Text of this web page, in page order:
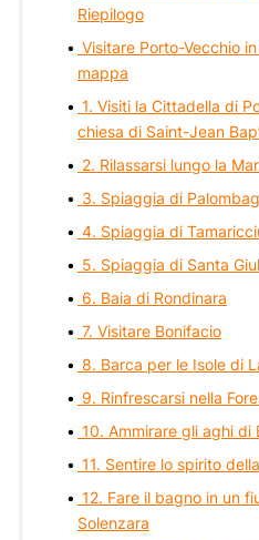
Riepilogo
Visitare Porto-Vecchio
mappa
1. Visiti la Cittadella di
chiesa di Saint-Jean
2. Rilassarsi lungo la
3. Spiaggia di
4. Spiaggia di
5. Spiaggia di Santa
6. Baia di Rondinara
7. Visitare Bonifacio
8. Barca per le Isole di
9. Rinfrescarsi nella
10. Ammirare gli aghi di
11. Sentire lo spirito
12. Fare il bagno in un
Solenzara